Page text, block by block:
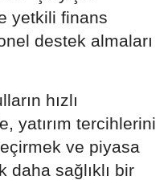
yetkili finans
destek almaları
hızlı
yatırım tercihlerini
ve piyasa
daha sağlıklı bir